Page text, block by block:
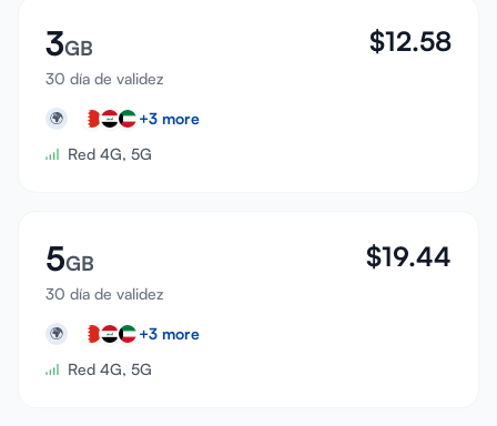
3GB
30 día de validez
$12.58
🌍 +3 more
Red 4G, 5G
5GB
30 día de validez
$19.44
🌍 +3 more
Red 4G, 5G